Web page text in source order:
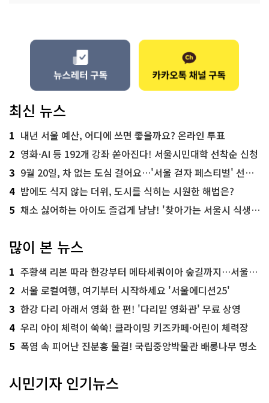
최신 뉴스
1 내년 서울 예산, 어디에 쓰면 좋을까요? 온라인 투표
2 영화·AI 등 192개 강좌 쏟아진다! 서울시민대학 선착순 신청
3 9월 20일, 차 없는 도심 걸어요…'서울 걷자 페스티벌' 선착순 5천명
4 밤에도 식지 않는 더위, 도시를 식히는 시원한 해법은?
5 채소 싫어하는 아이도 즐겁게 냠냠! '찾아가는 서울시 식생활 교육' 현장
많이 본 뉴스
1 주황색 리본 따라 한강부터 메타세쿼이아 숲길까지…서울둘레길 15코스
2 서울 로컬여행, 여기부터 시작하세요 '서울에디션25'
3 한강 다리 아래서 영화 한 편! '다리밑 영화관' 무료 상영
4 우리 아이 체력이 쑥쑥! 클라이밍 키즈카페·어린이 체력장
5 폭염 속 피어난 진분홍 물결! 국립중앙박물관 배롱나무 명소
시민기자 인기뉴스